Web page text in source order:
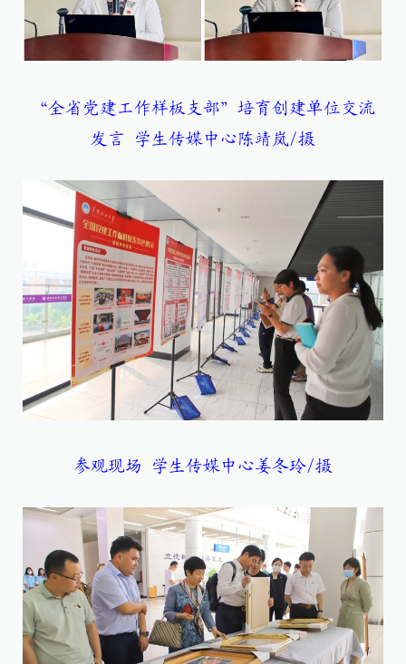
“全省党建工作样板支部”培育创建单位交流
发言 学生传媒中心陈靖岚/摄
参观现场 学生传媒中心姜冬玲/摄